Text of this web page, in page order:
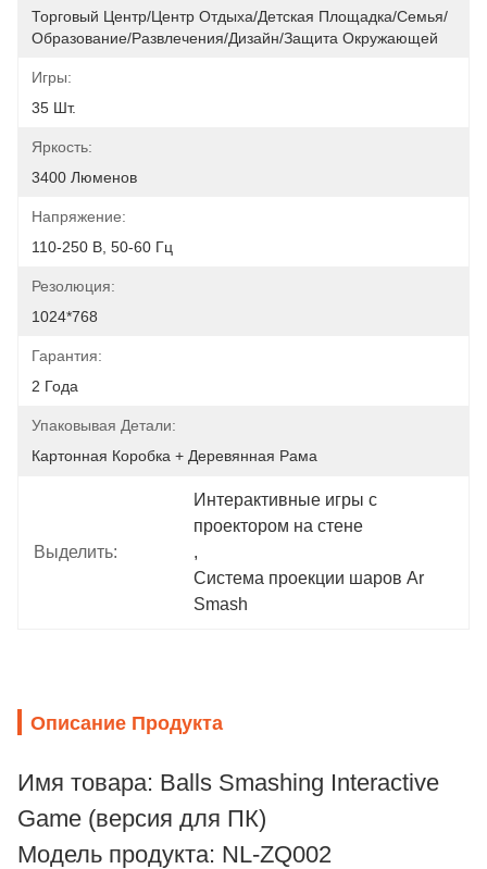
Торговый Центр/Центр Отдыха/Детская Площадка/Семья/
Образование/развлечения/дизайн/защита Окружающей
Игры:
35 Шт.
Яркость:
3400 Люменов
Напряжение:
110-250 В, 50-60 Гц
Резолюция:
1024*768
Гарантия:
2 Года
Упаковывая Детали:
Картонная Коробка + Деревянная Рама
Выделить:
Интерактивные игры с
проектором на стене
,
Система проекции шаров Ar
Smash
Описание Продукта
Имя товара: Balls Smashing Interactive
Game (версия для ПК)
Модель продукта: NL-ZQ002